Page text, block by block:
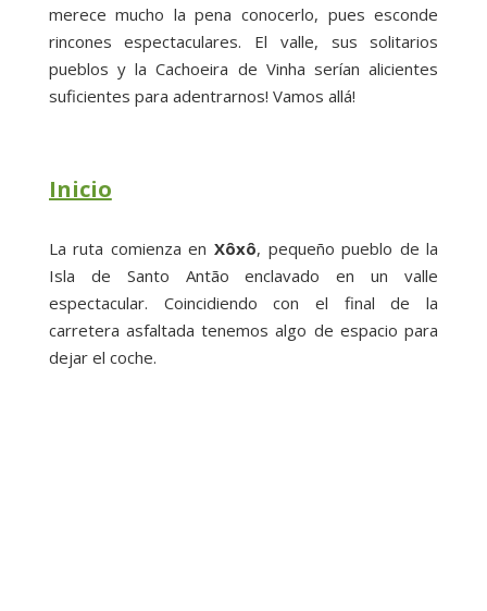
merece mucho la pena conocerlo, pues esconde
rincones espectaculares. El valle, sus solitarios
pueblos y la Cachoeira de Vinha serían alicientes
suficientes para adentrarnos! Vamos allá!
Inicio
La ruta comienza en Xôxô, pequeño pueblo de la
Isla de Santo Antão enclavado en un valle
espectacular. Coincidiendo con el final de la
carretera asfaltada tenemos algo de espacio para
dejar el coche.